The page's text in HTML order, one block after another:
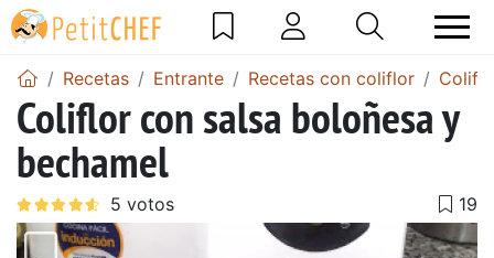
Recetas Entrante Recetas con coliflor
Coliflor con salsa boloñesa y
bechamel